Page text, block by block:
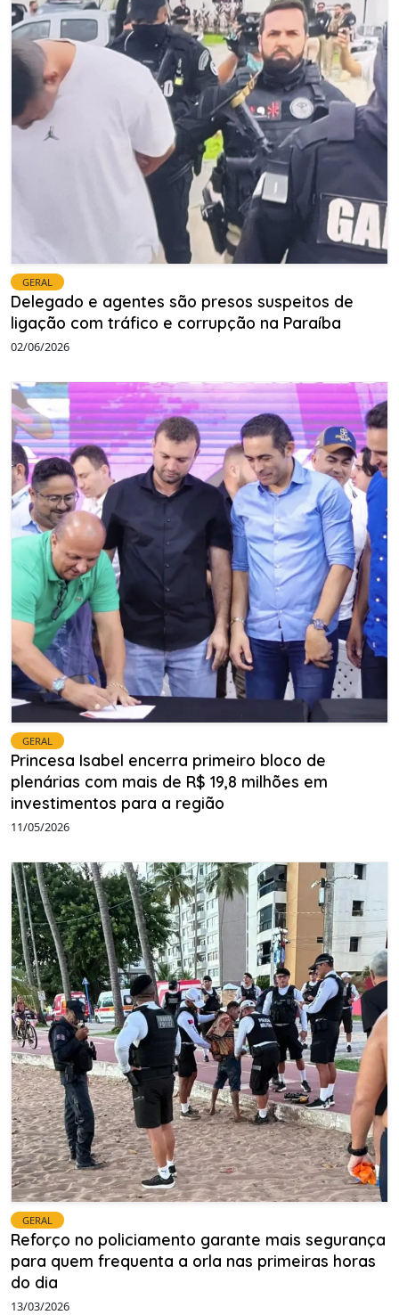
GERAL
Delegado e agentes são presos suspeitos de
ligação com tráfico e corrupção na Paraíba
02/06/2026
GERAL
Princesa Isabel encerra primeiro bloco de
plenárias com mais de R$ 19,8 milhões em
investimentos para a região
11/05/2026
GERAL
Reforço no policiamento garante mais segurança
para quem frequenta a orla nas primeiras horas
do dia
13/03/2026